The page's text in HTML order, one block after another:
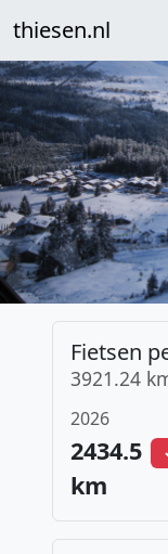
thiesen.nl
Fietsen
3921.24
2026
2434.5
km